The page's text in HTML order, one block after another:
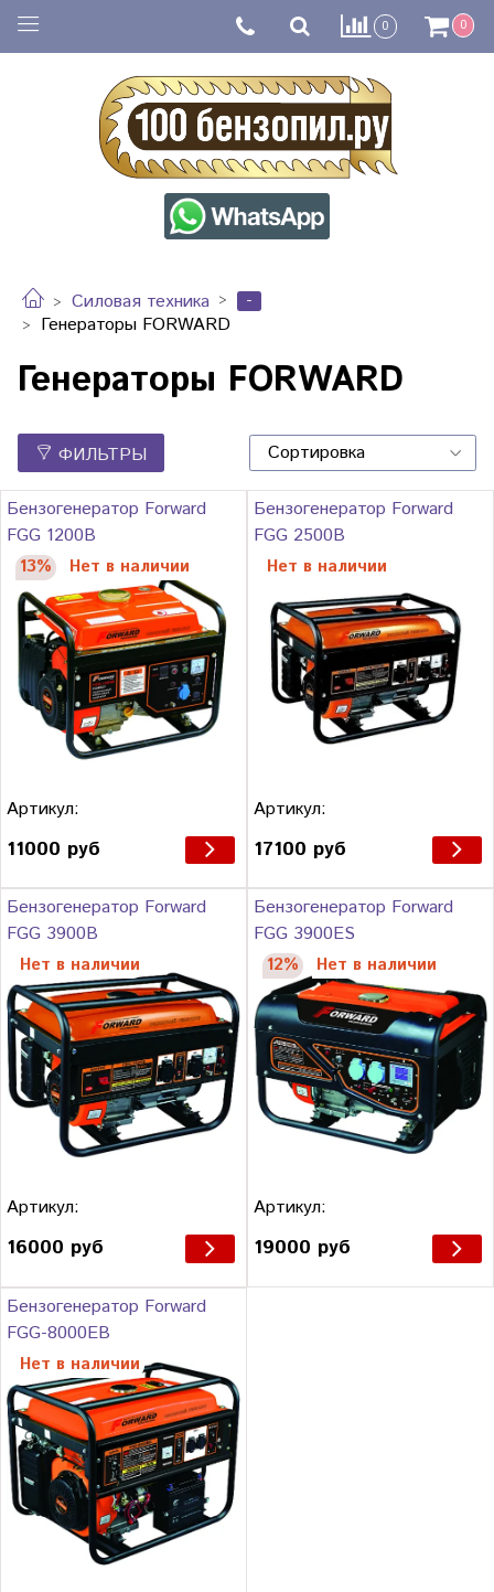
0 0
Силовая техника
-
Генераторы FORWARD
Генераторы FORWARD
ФИЛЬТРЫ
Бензогенератор Forward
FGG 1200B
13% Нет в наличии
Артикул:
11000 руб
Бензогенератор Forward
FGG 2500B
Нет в наличии
Артикул:
17100 руб
Бензогенератор Forward
FGG 3900B
Нет в наличии
Артикул:
16000 руб
Бензогенератор Forward
FGG 3900ES
12% Нет в наличии
Артикул:
19000 руб
Бензогенератор Forward
FGG-8000EB
Нет в наличии